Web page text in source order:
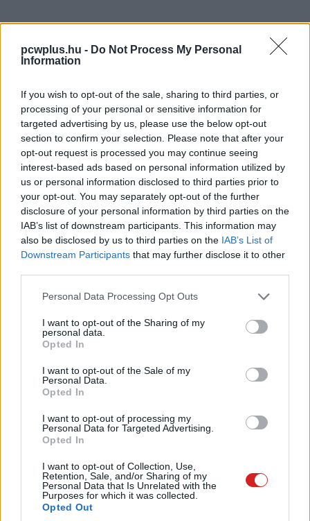
pcwplus.hu - Do Not Process My Personal
Information
If you wish to opt-out of the sale, sharing to third parties, or
processing of your personal or sensitive information for
targeted advertising by us, please use the below opt-out
section to confirm your selection. Please note that after your
opt-out request is processed you may continue seeing
interest-based ads based on personal information utilized by
us or personal information disclosed to third parties prior to
your opt-out. You may separately opt-out of the further
disclosure of your personal information by third parties on the
IAB’s list of downstream participants. This information may
also be disclosed by us to third parties on the IAB’s List of
Downstream Participants that may further disclose it to other
Please note that this website/app uses one or more Google
not limited to your visit or usage behaviour. You may click to
grant or deny consent to Google and its third-party tags to
use your data for below specified purposes in below Google
consent section.
Personal Data Processing Opt Outs
I want to opt-out of the Sharing of my
personal data.
Opted In
I want to opt-out of the Sale of my
Personal Data.
Opted In
I want to opt-out of processing my
Personal Data for Targeted Advertising.
Opted In
I want to opt-out of Collection, Use,
Retention, Sale, and/or Sharing of my
Personal Data that Is Unrelated with the
Purposes for which it was collected.
Opted Out
A Google szerint funkció az,
amit mások a Pixel 6 hibájának
gondolhatnak
Kedvencekhez
Száler Martin|2021 november 9. 10:26
Vajon mennyire győzi meg a felhasználókat a
vállalat válasza?
Egy ideje már elérhetőek a Google új okostelefonjai, a
volt idejük kitapasztalni az erősségeiket, és persze a
gyengeségeiket is.
Nem is kellett sok idő ahhoz, hogy kiderüljön, a két mobil
ujjlenyomat-olvasója nem a legmegbízhatóbb, és nem
mindig egyszerű a használatuk
gyári hiba, de a hivatalos kommunikáció szerint nem az.
A Google ugyanisválaszolt a felhasználói panaszokra,
amiből kiderült, hogy elvileg biztonsági okok miatt